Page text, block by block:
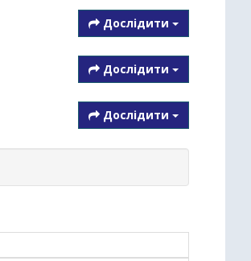
Дослідити
Дослідити
Дослідити